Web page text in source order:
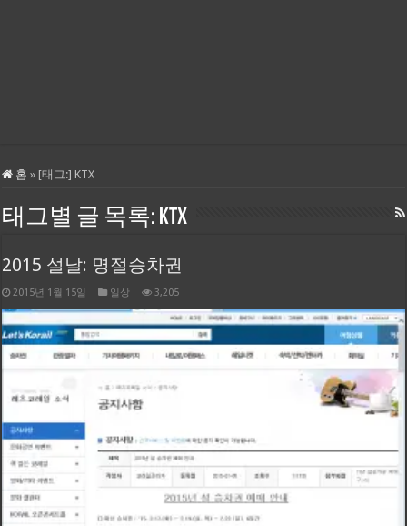
홈 » [태그:]KTX
태그별 글 목록: KTX
2015 설날: 명절승차권
2015년 1월 15일 일상 3,205